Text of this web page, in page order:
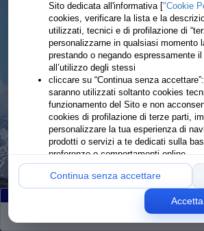
Ritirati:2
Sito dedicata all'informativa ["Cookie
cookies, verificare la lista e la
utilizzati, tecnici e di profilazione di
personalizzarne in qualsiasi momento
prestando o negando espressamente
all’utilizzo degli stessi
cliccare su “Continua senza
saranno utilizzati soltanto cookies
funzionamento del Sito e non
cookies di profilazione di terze parti,
personalizzare la tua esperienza di
prodotti o servizi a te dedicati sulla
preferenze o comportamenti online
Continua senza accettare